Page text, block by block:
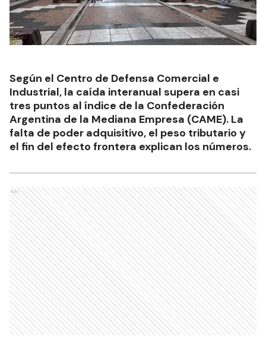
Según el Centro de Defensa Comercial e
Industrial, la caída interanual supera en casi
tres puntos al índice de la Confederación
Argentina de la Mediana Empresa (CAME). La
falta de poder adquisitivo, el peso tributario y
el fin del efecto frontera explican los números.
Ads